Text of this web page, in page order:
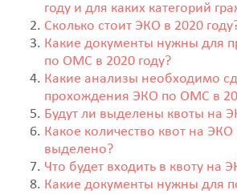
году и для каких категорий
Сколько стоит ЭКО в 2020
Какие документы нужны для
по ОМС в 2020 году?
Какие анализы необходимо
прохождения ЭКО по ОМС в
Будут ли выделены квоты на
Какое количество квот на ЭКО
выделено?
Что будет входить в квоту на
Какие документы нужны для